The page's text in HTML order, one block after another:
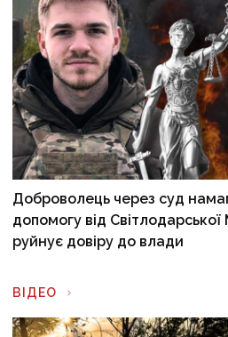
Доброволець через суд
допомогу від
руйнує довіру до влади
ВІДЕО